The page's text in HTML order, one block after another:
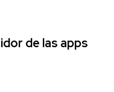
de las apps